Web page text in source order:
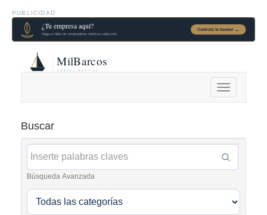
PUBLICIDAD
Alternar
navegación
Buscar
Búsqueda Avanzada